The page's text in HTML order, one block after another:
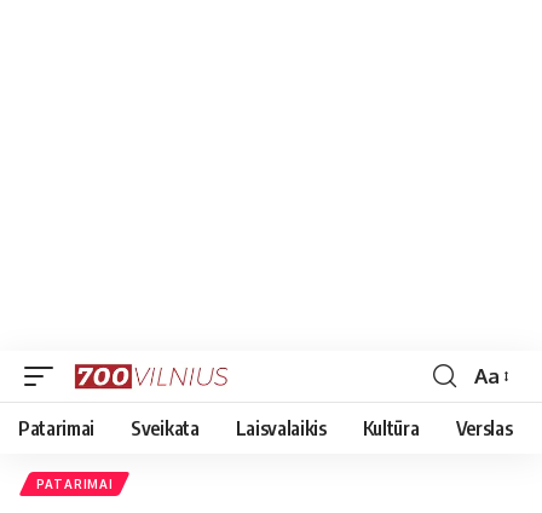
Font
Resizer
Aa
Patarimai Sveikata Laisvalaikis Kultūra Verslas
PATARIMAI